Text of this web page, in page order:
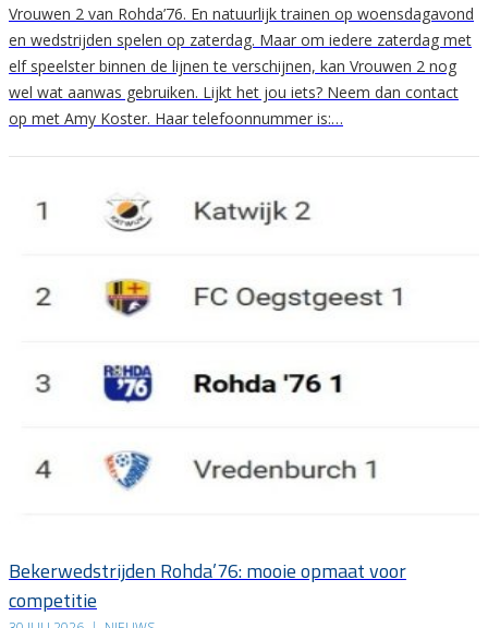
Vrouwen 2 van Rohda’76. En natuurlijk trainen op woensdagavond
en wedstrijden spelen op zaterdag. Maar om iedere zaterdag met
elf speelster binnen de lijnen te verschijnen, kan Vrouwen 2 nog
wel wat aanwas gebruiken. Lijkt het jou iets? Neem dan contact
op met Amy Koster. Haar telefoonnummer is:…
Bekerwedstrijden Rohda’76: mooie opmaat voor
competitie